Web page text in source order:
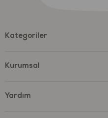
Kategoriler
Kurumsal
Yardım